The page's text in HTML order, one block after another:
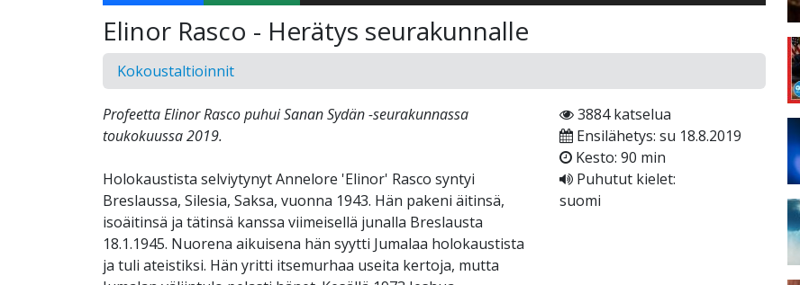
Elinor Rasco - Herätys seurakunnalle
Kokoustaltioinnit
Profeetta Elinor Rasco puhui Sanan Sydän -seurakunnassa
toukokuussa 2019.
Holokaustista selviytynyt Annelore 'Elinor' Rasco syntyi
Breslaussa, Silesia, Saksa, vuonna 1943. Hän pakeni äitinsä,
isoäitinsä ja tätinsä kanssa viimeisellä junalla Breslausta
18.1.1945. Nuorena aikuisena hän syytti Jumalaa holokaustista
ja tuli ateistiksi. Hän yritti itsemurhaa useita kertoja, mutta
3884 katselua
Ensilähetys: su 18.8.2019
Kesto: 90 min
Puhutut kielet:
suomi